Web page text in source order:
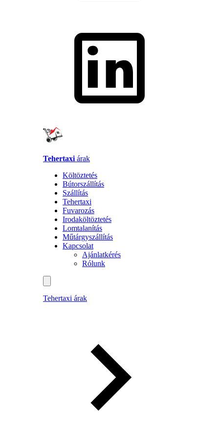
Tehertaxi árak
Költöztetés
Bútorszállítás
Szállítás
Tehertaxi
Fuvarozás
Irodaköltöztetés
Lomtalanítás
Műtárgyszállítás
Kapcsolat
Ajánlatkérés
Rólunk
Tehertaxi árak